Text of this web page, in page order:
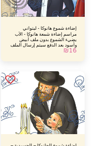
إضاءة شموع هانوكا - ليتواني
مراسم إضاءة شمعة هانوكا - الأب
يضيء الشموع بدون ملف أبيض
وأسود بعد الدفع سيتم إرسال الملف
إليك عبر البريد الإلكتروني وبدون
₪16